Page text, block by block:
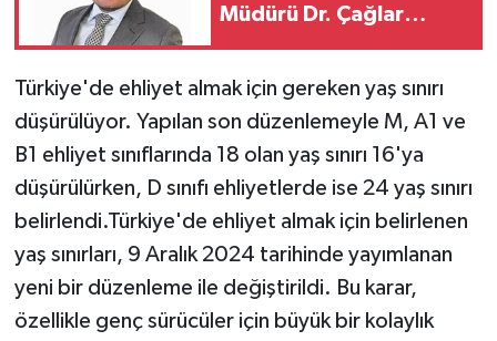
Müdürü Dr. Çağlar
Türkiye'de ehliyet almak için gereken yaş sınırı
düşürülüyor. Yapılan son düzenlemeyle M, A1 ve
B1 ehliyet sınıflarında 18 olan yaş sınırı 16'ya
düşürülürken, D sınıfı ehliyetlerde ise 24 yaş sınırı
belirlendi.Türkiye'de ehliyet almak için belirlenen
yaş sınırları, 9 Aralık 2024 tarihinde yayımlanan
yeni bir düzenleme ile değiştirildi. Bu karar,
özellikle genç sürücüler için büyük bir kolaylık